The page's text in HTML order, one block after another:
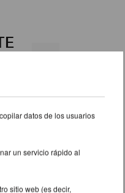
datos de los usuarios
un servicio rápido al
sitio web (es decir,